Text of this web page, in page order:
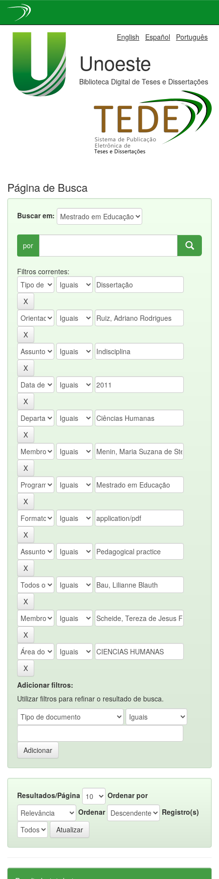
English Español Português
Unoeste
Biblioteca Digital de Teses e Dissertações
Página de Busca
Buscar em:
por
Filtros correntes:
Adicionar filtros:
Utilizar filtros para refinar o resultado de busca.
Resultados/Página
Ordenar por
Ordenar
Registro(s)